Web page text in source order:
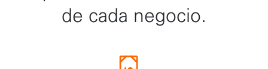
de cada negocio.